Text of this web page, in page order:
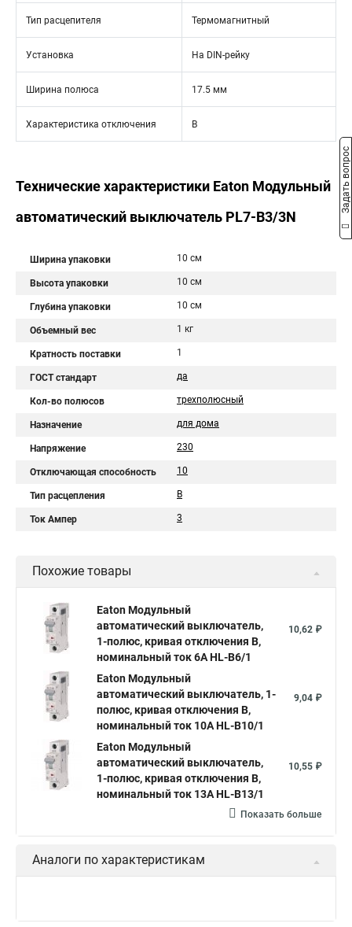
Тип расцепителя Термомагнитный
Установка На DIN-рейку
Ширина полюса 17.5 мм
Характеристика отключения B
Технические характеристики Eaton Модульный
автоматический выключатель PL7-B3/3N
Ширина упаковки 10 см
Высота упаковки 10 см
Глубина упаковки 10 см
Объемный вес 1 кг
Кратность поставки 1
ГОСТ стандарт да
Кол-во полюсов трехполюсный
Назначение для дома
Напряжение 230
Отключающая способность 10
Тип расцепления B
Ток Ампер 3
Похожие товары
Eaton Модульный
автоматический выключатель,
1-полюс, кривая отключения B,
номинальный ток 6А HL-B6/1
10,62 ₽
Eaton Модульный
автоматический выключатель, 1-
полюс, кривая отключения B,
номинальный ток 10А HL-B10/1
9,04 ₽
Eaton Модульный
автоматический выключатель,
1-полюс, кривая отключения B,
номинальный ток 13А HL-B13/1
10,55 ₽
Показать больше
Аналоги по характеристикам
Задать вопрос